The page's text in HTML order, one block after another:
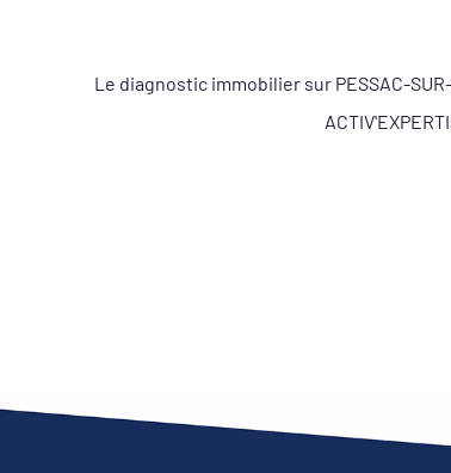
Le diagnostic immobilier sur PESSAC-